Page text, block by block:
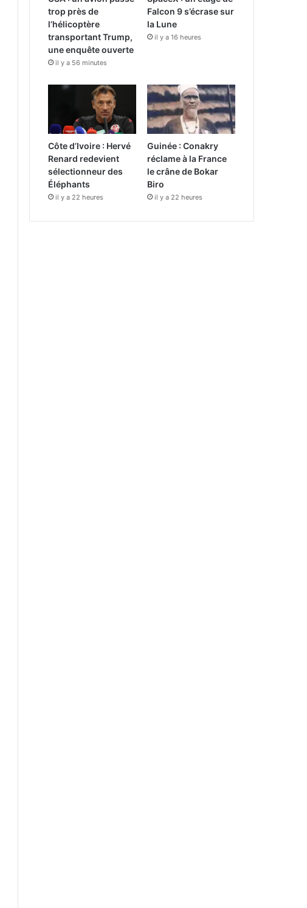
trop près de
l’hélicoptère
transportant Trump,
une enquête ouverte
il y a 56 minutes
Falcon 9 s’écrase sur
la Lune
il y a 16 heures
Côte d’Ivoire : Hervé
Renard redevient
sélectionneur des
Éléphants
il y a 22 heures
Guinée : Conakry
réclame à la France
le crâne de Bokar
Biro
il y a 22 heures